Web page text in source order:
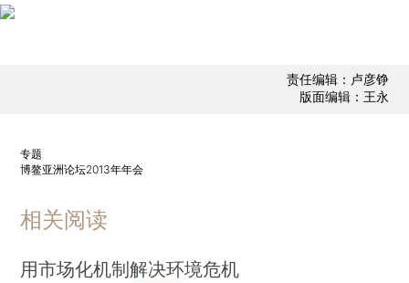
责任编辑：卢彦铮
版面编辑：王永
专题
博鳌亚洲论坛2013年年会
相关阅读
用市场化机制解决环境危机